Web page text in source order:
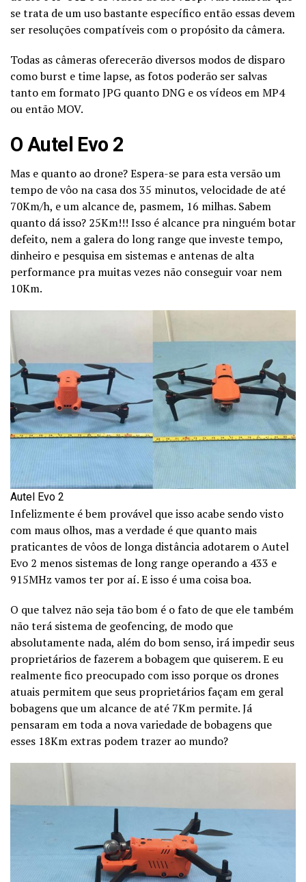
se trata de um uso bastante específico então essas devem
ser resoluções compatíveis com o propósito da câmera.
Todas as câmeras oferecerão diversos modos de disparo
como burst e time lapse, as fotos poderão ser salvas
tanto em formato JPG quanto DNG e os vídeos em MP4
ou então MOV.
O Autel Evo 2
Mas e quanto ao drone? Espera-se para esta versão um
tempo de vôo na casa dos 35 minutos, velocidade de até
70Km/h, e um alcance de, pasmem, 16 milhas. Sabem
quanto dá isso? 25Km!!! Isso é alcance pra ninguém botar
defeito, nem a galera do long range que investe tempo,
dinheiro e pesquisa em sistemas e antenas de alta
performance pra muitas vezes não conseguir voar nem
10Km.
Autel Evo 2
Infelizmente é bem provável que isso acabe sendo visto
com maus olhos, mas a verdade é que quanto mais
praticantes de vôos de longa distância adotarem o Autel
Evo 2 menos sistemas de long range operando a 433 e
915MHz vamos ter por aí. E isso é uma coisa boa.
O que talvez não seja tão bom é o fato de que ele também
não terá sistema de geofencing, de modo que
absolutamente nada, além do bom senso, irá impedir seus
proprietários de fazerem a bobagem que quiserem. E eu
realmente fico preocupado com isso porque os drones
atuais permitem que seus proprietários façam em geral
bobagens que um alcance de até 7Km permite. Já
pensaram em toda a nova variedade de bobagens que
esses 18Km extras podem trazer ao mundo?